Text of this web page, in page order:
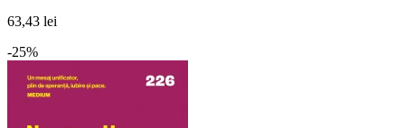
63,43 lei
-25%